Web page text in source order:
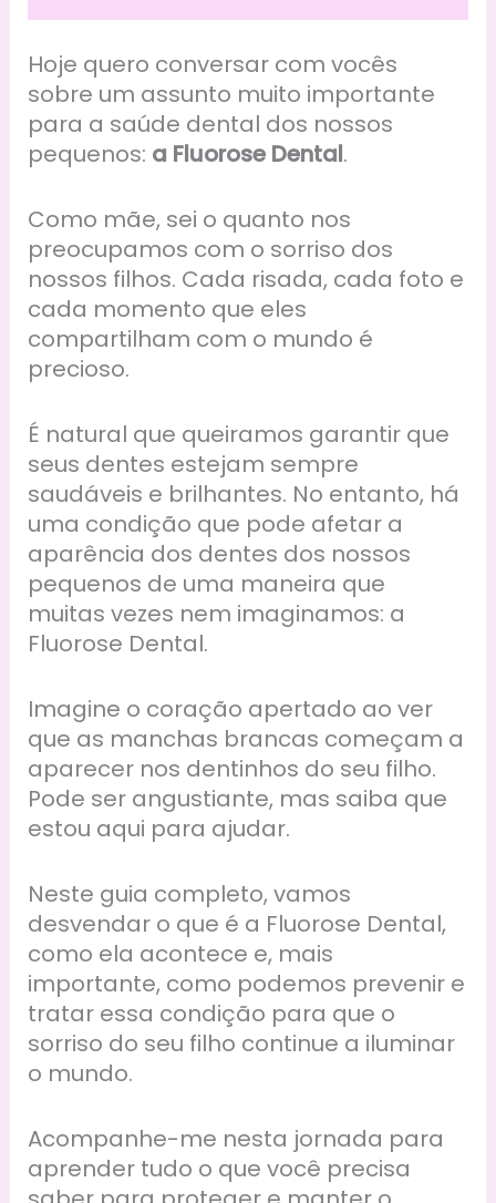
Hoje quero conversar com vocês
sobre um assunto muito importante
para a saúde dental dos nossos
pequenos: a Fluorose Dental.
Como mãe, sei o quanto nos
preocupamos com o sorriso dos
nossos filhos. Cada risada, cada foto e
cada momento que eles
compartilham com o mundo é
precioso.
É natural que queiramos garantir que
seus dentes estejam sempre
saudáveis e brilhantes. No entanto, há
uma condição que pode afetar a
aparência dos dentes dos nossos
pequenos de uma maneira que
muitas vezes nem imaginamos: a
Fluorose Dental.
Imagine o coração apertado ao ver
que as manchas brancas começam a
aparecer nos dentinhos do seu filho.
Pode ser angustiante, mas saiba que
estou aqui para ajudar.
Neste guia completo, vamos
desvendar o que é a Fluorose Dental,
como ela acontece e, mais
importante, como podemos prevenir e
tratar essa condição para que o
sorriso do seu filho continue a iluminar
o mundo.
Acompanhe-me nesta jornada para
aprender tudo o que você precisa